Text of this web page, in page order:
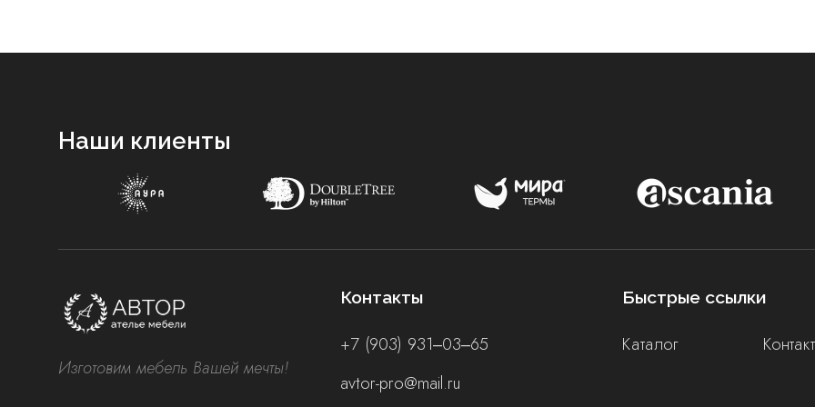
Наши клиенты
Изготовим мебель Вашей мечты!
Контакты
+7 (903) 931‒03‒65
avtor-pro@mail.ru
Быстрые ссылки
Каталог